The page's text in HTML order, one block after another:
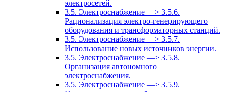
электросетей.
3.5. Электроснабжение —> 3.5.6.
Рационализация электро-генерирующего
оборудования и трансформаторных станций.
3.5. Электроснабжение —> 3.5.7.
Использование новых источников энергии.
3.5. Электроснабжение —> 3.5.8.
Организация автономного
электроснабжения.
3.5. Электроснабжение —> 3.5.9.